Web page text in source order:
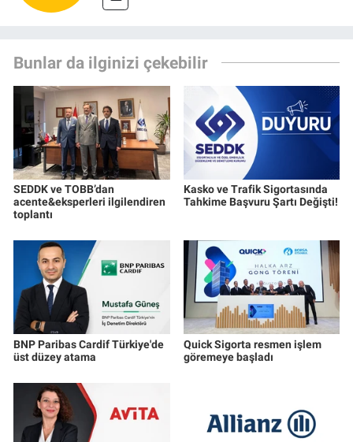
Bunlar da ilginizi çekebilir
SEDDK ve TOBB’dan
acente&eksperleri ilgilendiren
toplantı
Kasko ve Trafik Sigortasında
Tahkime Başvuru Şartı Değişti!
BNP Paribas Cardif Türkiye'de
üst düzey atama
Quick Sigorta resmen işlem
göremeye başladı